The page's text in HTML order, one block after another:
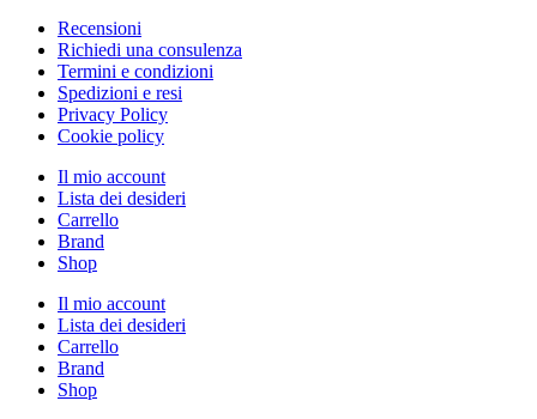
Recensioni
Richiedi una consulenza
Termini e condizioni
Spedizioni e resi
Privacy Policy
Cookie policy
Il mio account
Lista dei desideri
Carrello
Brand
Shop
Il mio account
Lista dei desideri
Carrello
Brand
Shop